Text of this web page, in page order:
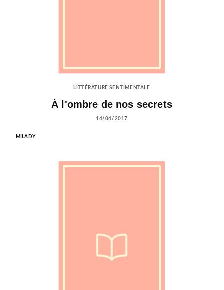
LITTÉRATURE SENTIMENTALE
À l'ombre de nos secrets
14/04/2017
MILADY